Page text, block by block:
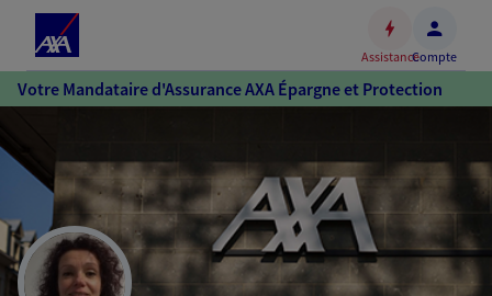
Accéder
au
Accéder
au
pied
de
page
AssistanceCompte
Votre Mandataire d'Assurance AXA Épargne et Protection